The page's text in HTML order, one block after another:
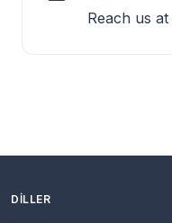
Reach us at
DILLER